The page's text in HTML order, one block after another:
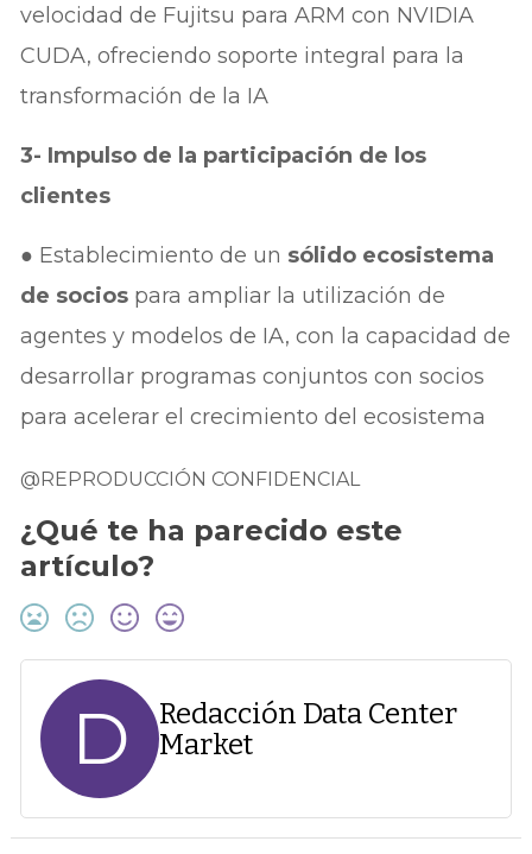
velocidad de Fujitsu para ARM con NVIDIA
CUDA, ofreciendo soporte integral para la
transformación de la IA
3- Impulso de la participación de los
clientes
● Establecimiento de un sólido ecosistema
de socios para ampliar la utilización de
agentes y modelos de IA, con la capacidad de
desarrollar programas conjuntos con socios
para acelerar el crecimiento del ecosistema
@REPRODUCCIÓN CONFIDENCIAL
¿Qué te ha parecido este
artículo?
D
Redacción Data Center
Market